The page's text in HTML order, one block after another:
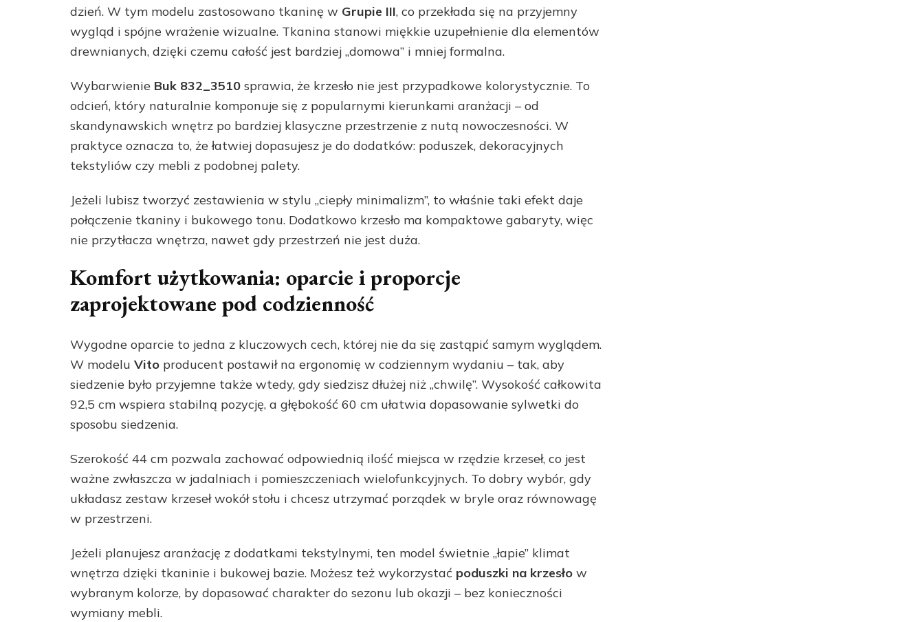
dzień. W tym modelu zastosowano tkaninę w Grupie III, co przekłada się na przyjemny
wygląd i spójne wrażenie wizualne. Tkanina stanowi miękkie uzupełnienie dla elementów
drewnianych, dzięki czemu całość jest bardziej „domowa” i mniej formalna.
Wybarwienie Buk 832_3510 sprawia, że krzesło nie jest przypadkowe kolorystycznie. To
odcień, który naturalnie komponuje się z popularnymi kierunkami aranżacji – od
skandynawskich wnętrz po bardziej klasyczne przestrzenie z nutą nowoczesności. W
praktyce oznacza to, że łatwiej dopasujesz je do dodatków: poduszek, dekoracyjnych
tekstyliów czy mebli z podobnej palety.
Jeżeli lubisz tworzyć zestawienia w stylu „ciepły minimalizm”, to właśnie taki efekt daje
połączenie tkaniny i bukowego tonu. Dodatkowo krzesło ma kompaktowe gabaryty, więc
nie przytłacza wnętrza, nawet gdy przestrzeń nie jest duża.
Komfort użytkowania: oparcie i proporcje
zaprojektowane pod codzienność
Wygodne oparcie to jedna z kluczowych cech, której nie da się zastąpić samym wyglądem.
W modelu Vito producent postawił na ergonomię w codziennym wydaniu – tak, aby
siedzenie było przyjemne także wtedy, gdy siedzisz dłużej niż „chwilę”. Wysokość całkowita
92,5 cm wspiera stabilną pozycję, a głębokość 60 cm ułatwia dopasowanie sylwetki do
sposobu siedzenia.
Szerokość 44 cm pozwala zachować odpowiednią ilość miejsca w rzędzie krzeseł, co jest
ważne zwłaszcza w jadalniach i pomieszczeniach wielofunkcyjnych. To dobry wybór, gdy
układasz zestaw krzeseł wokół stołu i chcesz utrzymać porządek w bryle oraz równowagę
w przestrzeni.
Jeżeli planujesz aranżację z dodatkami tekstylnymi, ten model świetnie „łapie” klimat
wnętrza dzięki tkaninie i bukowej bazie. Możesz też wykorzystać poduszki na krzesło w
wybranym kolorze, by dopasować charakter do sezonu lub okazji – bez konieczności
wymiany mebli.